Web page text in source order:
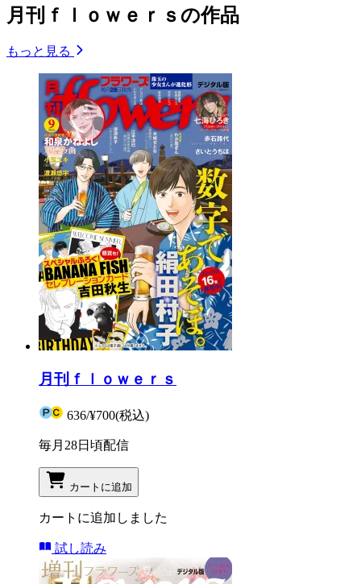
月刊ｆｌｏｗｅｒｓの作品
もっと見る
月刊ｆｌｏｗｅｒｓ
636/¥700(税込)
毎月28日頃配信
カートに追加
カートに追加しました
試し読み